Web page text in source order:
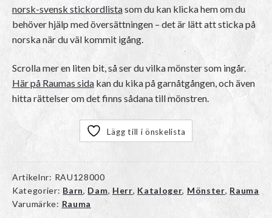
norsk-svensk stickordlistasom du kan klicka hem om du
behöver hjälp med översättningen – det är lätt att sticka på
norska när du väl kommit igång.
Scrolla mer en liten bit, så ser du vilka mönster som ingår.
Här på Raumas sidakan du kika på garnåtgången, och även
hitta rättelser om det finns sådana till mönstren.
Lägg till i önskelista
Artikelnr: RAU128000
Kategorier: Barn, Dam, Herr, Kataloger, Mönster, Rauma
Varumärke: Rauma